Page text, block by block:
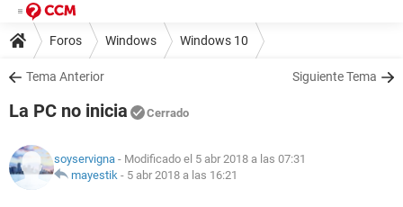
Foros Windows Windows 10
Tema Anterior Siguiente Tema
La PC no inicia Cerrado
soyservigna - Modificado el 5 abr 2018 a las 07:31
mayestik - 5 abr 2018 a las 16:21